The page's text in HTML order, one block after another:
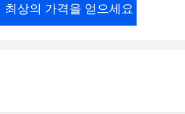
최상의 가격을 얻으세요